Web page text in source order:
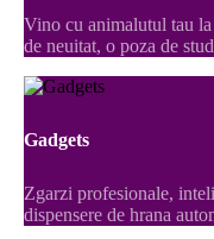
Vino cu animalutul tau
de neuitat, o poza de
Gadgets
Zgarzi profesionale,
dispensere de hrana